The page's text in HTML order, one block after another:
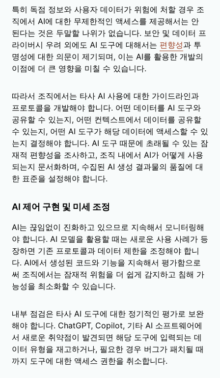
특히 독점 정보와 사용자 데이터가 위험에 처할 경우 조
직에서 AI에 대한 무제한적인 액세스를 제공해서는 안
된다는 것은 두말할 나위가 없습니다. 보안 및 데이터 프
라이버시 우려 외에도 AI 도구에 대해서는 편향성과 투
명성에 대한 의문이 제기되며, 이는 AI를 활용한 개발의
이점에 더 큰 영향을 미칠 수 있습니다.
따라서 조직에서는 타사 AI 사용에 대한 가이드라인과
프로토콜을 개발해야 합니다. 어떤 데이터를 AI 도구와
공유할 수 있는지, 어떤 컨텍스트에서 데이터를 공유할
수 있는지, 어떤 AI 도구가 해당 데이터에 액세스할 수 있
는지 결정해야 합니다. AI 도구 때문에 초래될 수 있는 잠
재적 편향성을 조사하고, 조직 내에서 AI가 어떻게 사용
되는지 문서화하며, 수집된 AI 생성 결과물의 품질에 대
한 표준을 설정해야 합니다.
AI 제어 구현 및 미세 조정
AI는 끊임없이 진화하고 있으므로 지속해서 모니터링해
야 합니다. AI 모델을 활용할 때는 새로운 사용 사례가 등
장하면 기존 프로토콜과 데이터 제한을 조정해야 합니
다. AI에서 생성된 코드와 기능을 지속해서 평가함으로
써 조직에서는 잠재적 위험을 더 쉽게 감지하고 침해 가
능성을 최소화할 수 있습니다.
내부 점검은 타사 AI 도구에 대한 정기적인 평가로 보완
해야 합니다. ChatGPT, Copilot, 기타 AI 소프트웨어에
서 새로운 취약점이 발견되면 해당 도구에 입력되는 데
이터 유형을 재고하거나, 필요한 경우 버그가 패치될 때
까지 도구에 대한 액세스 권한을 취소합니다.